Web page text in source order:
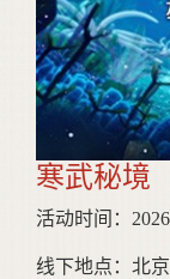
寒武秘境
活动时间：
线下地点：北